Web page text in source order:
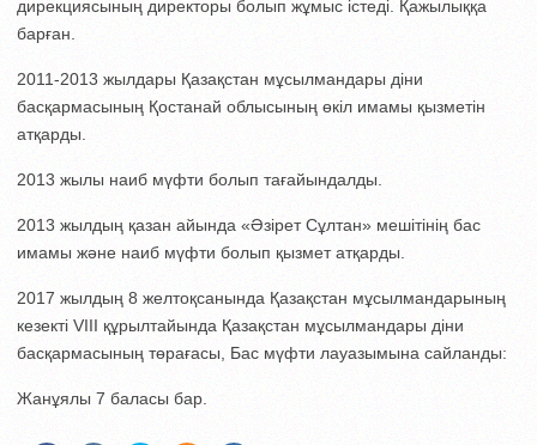
дирекциясының директоры болып жұмыс істеді. Қажылыққа
барған.
2011-2013 жылдары Қазақстан мұсылмандары діни
басқармасының Қостанай облысының өкіл имамы қызметін
атқарды.
2013 жылы наиб мүфти болып тағайындалды.
2013 жылдың қазан айында «Әзірет Сұлтан» мешітінің бас
имамы және наиб мүфти болып қызмет атқарды.
2017 жылдың 8 желтоқсанында Қазақстан мұсылмандарының
кезекті VIII құрылтайында Қазақстан мұсылмандары діни
басқармасының төрағасы, Бас мүфти лауазымына сайланды:
Жанұялы 7 баласы бар.